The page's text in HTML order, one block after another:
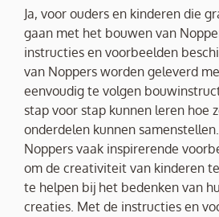
Ja, voor ouders en kinderen die
gaan met het bouwen van
instructies en voorbeelden
van Noppers worden geleverd
eenvoudig te volgen
stap voor stap kunnen leren hoe
onderdelen kunnen
Noppers vaak inspirerende
om de creativiteit van kinderen
te helpen bij het bedenken van
creaties. Met de instructies en